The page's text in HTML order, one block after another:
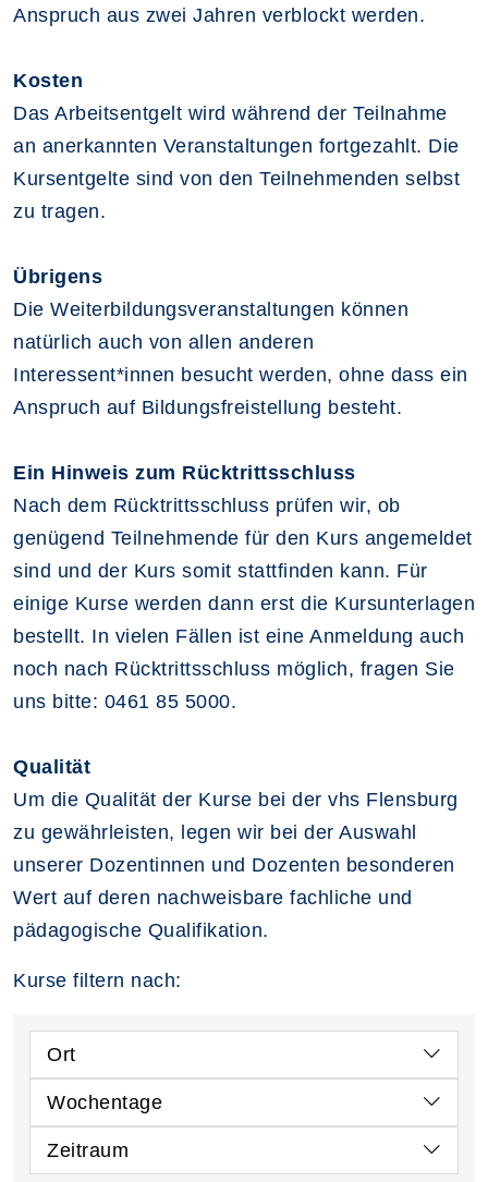
Anspruch aus zwei Jahren verblockt werden.
Kosten
Das Arbeitsentgelt wird während der Teilnahme
an anerkannten Veranstaltungen fortgezahlt. Die
Kursentgelte sind von den Teilnehmenden selbst
zu tragen.
Übrigens
Die Weiterbildungsveranstaltungen können
natürlich auch von allen anderen
Interessent*innen besucht werden, ohne dass ein
Anspruch auf Bildungsfreistellung besteht.
Ein Hinweis zum Rücktrittsschluss
Nach dem Rücktrittsschluss prüfen wir, ob
genügend Teilnehmende für den Kurs angemeldet
sind und der Kurs somit stattfinden kann. Für
einige Kurse werden dann erst die Kursunterlagen
bestellt. In vielen Fällen ist eine Anmeldung auch
noch nach Rücktrittsschluss möglich, fragen Sie
uns bitte: 0461 85 5000.
Qualität
Um die Qualität der Kurse bei der vhs Flensburg
zu gewährleisten, legen wir bei der Auswahl
unserer Dozentinnen und Dozenten besonderen
Wert auf deren nachweisbare fachliche und
pädagogische Qualifikation.
Kurse filtern nach:
Ort
Wochentage
Zeitraum